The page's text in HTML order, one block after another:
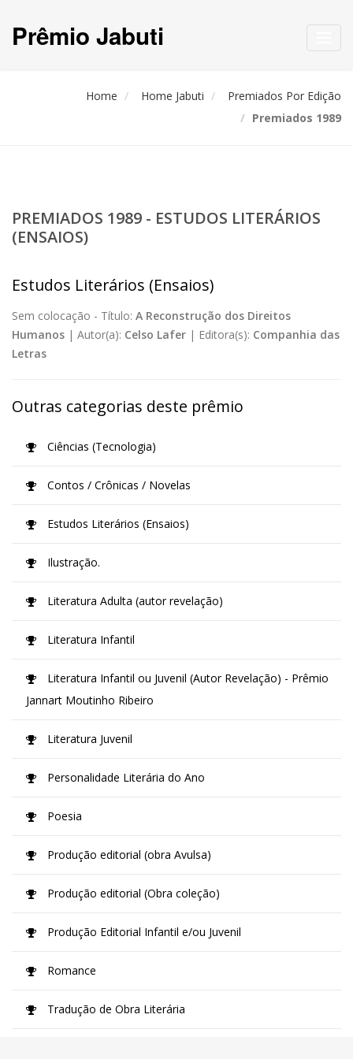
Prêmio Jabuti
Home Home Jabuti
Premiados Por Edição
Premiados 1989
PREMIADOS 1989 - ESTUDOS LITERÁRIOS
(ENSAIOS)
Estudos Literários (Ensaios)
Sem colocação - Título: A Reconstrução dos Direitos
Humanos | Autor(a): Celso Lafer | Editora(s): Companhia das
Letras
Outras categorias deste prêmio
Ciências (Tecnologia)
Contos / Crônicas / Novelas
Estudos Literários (Ensaios)
Ilustração.
Literatura Adulta (autor revelação)
Literatura Infantil
Literatura Infantil ou Juvenil (Autor Revelação) - Prêmio
Jannart Moutinho Ribeiro
Literatura Juvenil
Personalidade Literária do Ano
Poesia
Produção editorial (obra Avulsa)
Produção editorial (Obra coleção)
Produção Editorial Infantil e/ou Juvenil
Romance
Tradução de Obra Literária